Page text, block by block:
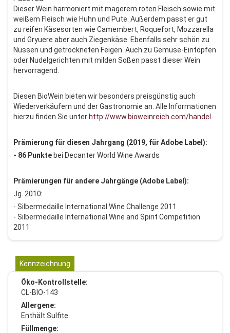
Dieser Wein harmoniert mit magerem roten Fleisch sowie mit
weißem Fleisch wie Huhn und Pute. Außerdem passt er gut
zu reifen Käsesorten wie Camembert, Roquefort, Mozzarella
und Gryuere aber auch Ziegenkäse. Ebenfalls sehr schön zu
Nüssen und getrockneten Feigen. Auch zu Gemüse-Eintöpfen
oder Nudelgerichten mit milden Soßen passt dieser Wein
hervorragend.
Diesen BioWein bieten wir besonders preisgünstig auch
Wiederverkäufern und der Gastronomie an. Alle Informationen
hierzu finden Sie unter http://www.bioweinreich.com/handel
Prämierung für diesen Jahrgang (2019, für Adobe Label):
- 86 Punkte bei Decanter World Wine Awards
Prämierungen für andere Jahrgänge (Adobe Label):
Jg. 2010:
- Silbermedaille International Wine Challenge 2011
- Silbermedaille International Wine and Spirit Competition
2011
Kennzeichnung
Öko-Kontrollstelle:
CL-BIO-143
Allergene:
Enthält Sulfite
Füllmenge: